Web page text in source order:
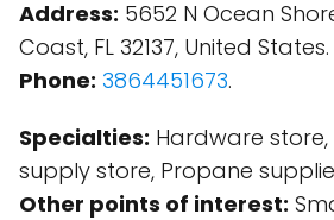
Address: 5652 N Ocean
Coast, FL 32137, United States.
Phone: 3864451673.
Specialties: Hardware store,
supply store, Propane
Other points of interest: